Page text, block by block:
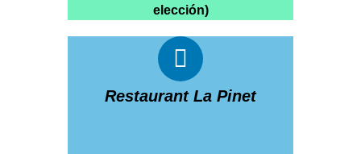
elección)
Restaurant La Pinet